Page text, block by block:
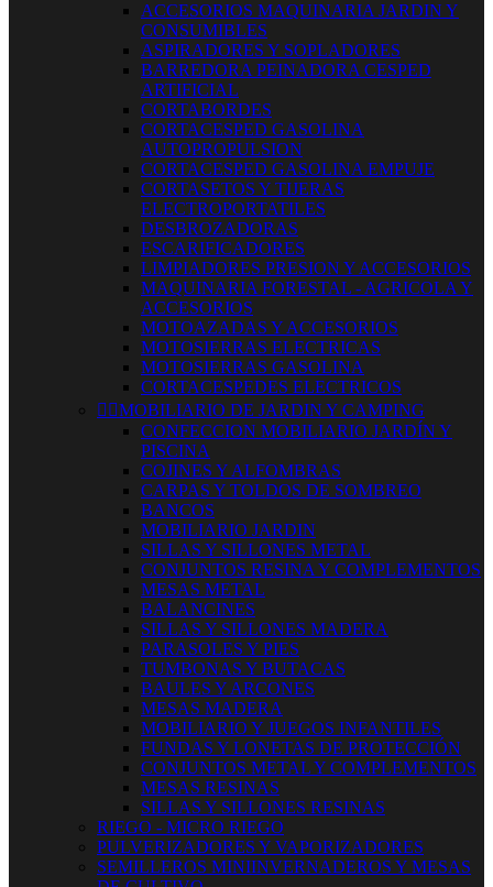
ACCESORIOS MAQUINARIA JARDIN Y
CONSUMIBLES
ASPIRADORES Y SOPLADORES
BARREDORA PEINADORA CESPED
ARTIFICIAL
CORTABORDES
CORTACESPED GASOLINA
AUTOPROPULSION
CORTACESPED GASOLINA EMPUJE
CORTASETOS Y TIJERAS
ELECTROPORTATILES
DESBROZADORAS
ESCARIFICADORES
LIMPIADORES PRESION Y ACCESORIOS
MAQUINARIA FORESTAL - AGRICOLA Y
ACCESORIOS
MOTOAZADAS Y ACCESORIOS
MOTOSIERRAS ELECTRICAS
MOTOSIERRAS GASOLINA
CORTACESPEDES ELECTRICOS
 MOBILIARIO DE JARDIN Y CAMPING
CONFECCION MOBILIARIO JARDÍN Y
PISCINA
COJINES Y ALFOMBRAS
CARPAS Y TOLDOS DE SOMBREO
BANCOS
MOBILIARIO JARDIN
SILLAS Y SILLONES METAL
CONJUNTOS RESINA Y COMPLEMENTOS
MESAS METAL
BALANCINES
SILLAS Y SILLONES MADERA
PARASOLES Y PIES
TUMBONAS Y BUTACAS
BAULES Y ARCONES
MESAS MADERA
MOBILIARIO Y JUEGOS INFANTILES
FUNDAS Y LONETAS DE PROTECCIÓN
CONJUNTOS METAL Y COMPLEMENTOS
MESAS RESINAS
SILLAS Y SILLONES RESINAS
RIEGO - MICRO RIEGO
PULVERIZADORES Y VAPORIZADORES
SEMILLEROS MINIINVERNADEROS Y MESAS